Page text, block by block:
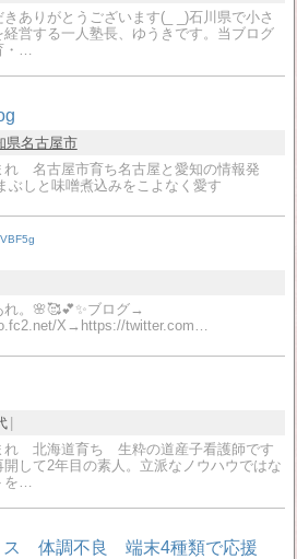
きありがとうございます(_ _)石川県で小さ
経営する一人塾長、ゆうきです。当ブログ
・…
県名古屋市
れ 名古屋市育ち名古屋と愛知の情報発
しと味噌煮込みをこよなく愛す
れ。🌸🥰💕✨ブログ→
X→https://twitter.com…
れ 北海道育ち 生粋の道産子看護師です
開して2年目の素人。立派なノウハウではな
を…
ス 体調不良 端末4種類で応援